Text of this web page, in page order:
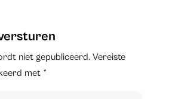
niet gepubliceerd. Vereiste
met *